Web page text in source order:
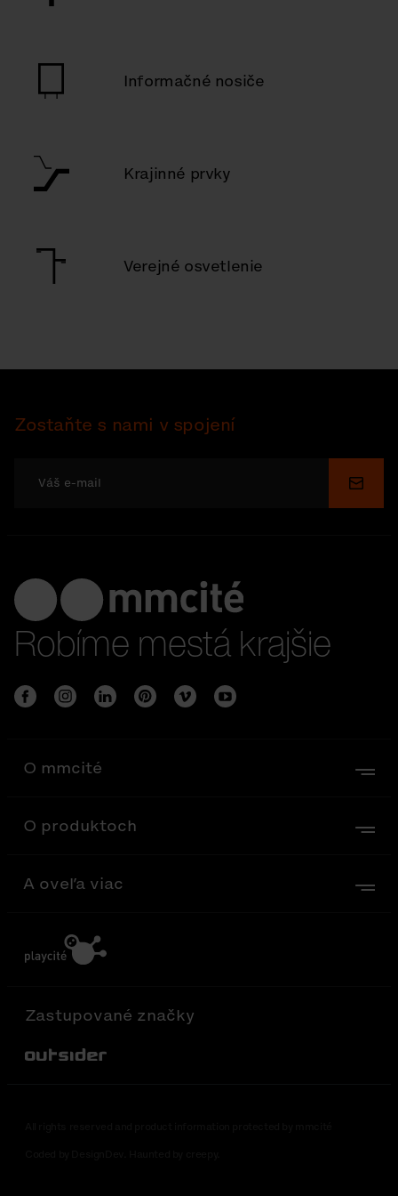
Informačné nosiče
Krajinné prvky
Verejné osvetlenie
Zostaňte s nami v spojení
Robíme mestá krajšie
O mmcité
O produktoch
A oveľa viac
Zastupované značky
Out-Sider